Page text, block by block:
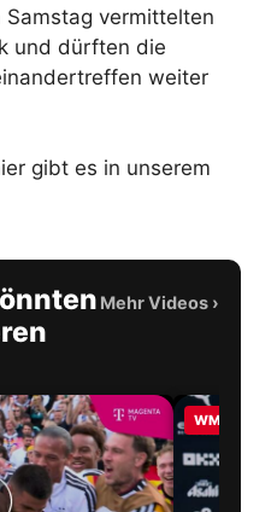
Samstag vermittelten
und dürften die
weiter
gibt es in unserem
Mehr Videos ›
WM 2026